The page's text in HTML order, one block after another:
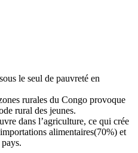
le seul de pauvreté en
rurales du Congo provoque
rural des jeunes.
dans l’agriculture, ce qui crée
alimentaires(70%) et